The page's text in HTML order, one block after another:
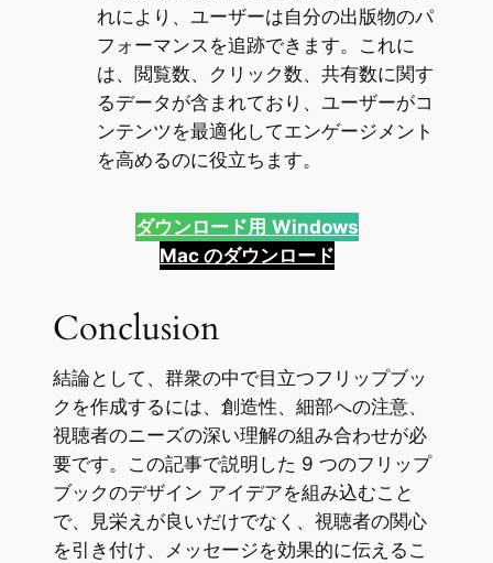
れにより、ユーザーは自分の出版物のパ
フォーマンスを追跡できます。これに
は、閲覧数、クリック数、共有数に関す
るデータが含まれており、ユーザーがコ
ンテンツを最適化してエンゲージメント
を高めるのに役立ちます。
ダウンロード用 Windows
Mac のダウンロード
Conclusion
結論として、群衆の中で目立つフリップブッ
クを作成するには、創造性、細部への注意、
視聴者のニーズの深い理解の組み合わせが必
要です。この記事で説明した 9 つのフリップ
ブックのデザイン アイデアを組み込むこと
で、見栄えが良いだけでなく、視聴者の関心
を引き付け、メッセージを効果的に伝えるこ